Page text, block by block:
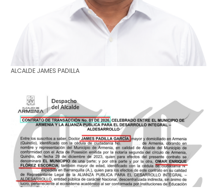
ALCALDE JAMES PADILLA